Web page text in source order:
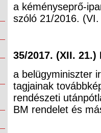
a kéményseprő-
szóló 21/2016.
35/2017. (XII.
a belügyminiszter
tagjainak
rendészeti
BM rendelet és